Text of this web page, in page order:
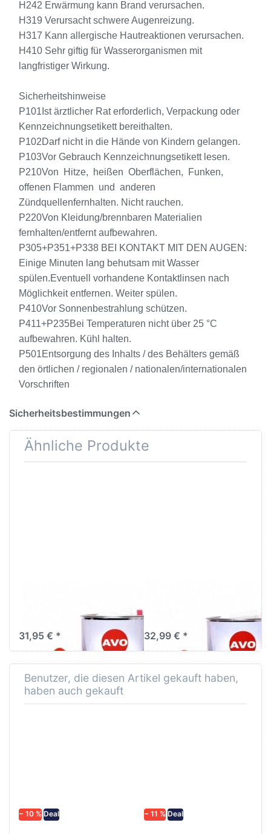
H242 Erwärmung kann Brand verursachen.
H319 Verursacht schwere Augenreizung.
H317 Kann allergische Hautreaktionen verursachen.
H410 Sehr giftig für Wasserorganismen mit
langfristiger Wirkung.
Sicherheitshinweise
P101Ist ärztlicher Rat erforderlich, Verpackung oder
Kennzeichnungsetikett bereithalten.
P102Darf nicht in die Hände von Kindern gelangen.
P103Vor Gebrauch Kennzeichnungsetikett lesen.
P210Von Hitze, heißen Oberflächen, Funken,
offenen Flammen und anderen
Zündquellenfernhalten. Nicht rauchen.
P220Von Kleidung/brennbaren Materialien
fernhalten/entfernt aufbewahren.
P305+P351+P338 BEI KONTAKT MIT DEN AUGEN:
Einige Minuten lang behutsam mit Wasser
spülen.Eventuell vorhandene Kontaktlinsen nach
Möglichkeit entfernen. Weiter spülen.
P410Vor Sonnenbestrahlung schützen.
P411+P235Bei Temperaturen nicht über 25 °C
aufbewahren. Kühl halten.
P501Entsorgung des Inhalts / des Behälters gemäß
den örtlichen / regionalen / nationalen/internationalen
Vorschriften
Sicherheitsbestimmungen
Ähnliche Produkte
31,95 € *
32,99 € *
Benutzer, die diesen Artikel gekauft haben,
haben auch gekauft
− 10 % Deal − 11 % Deal